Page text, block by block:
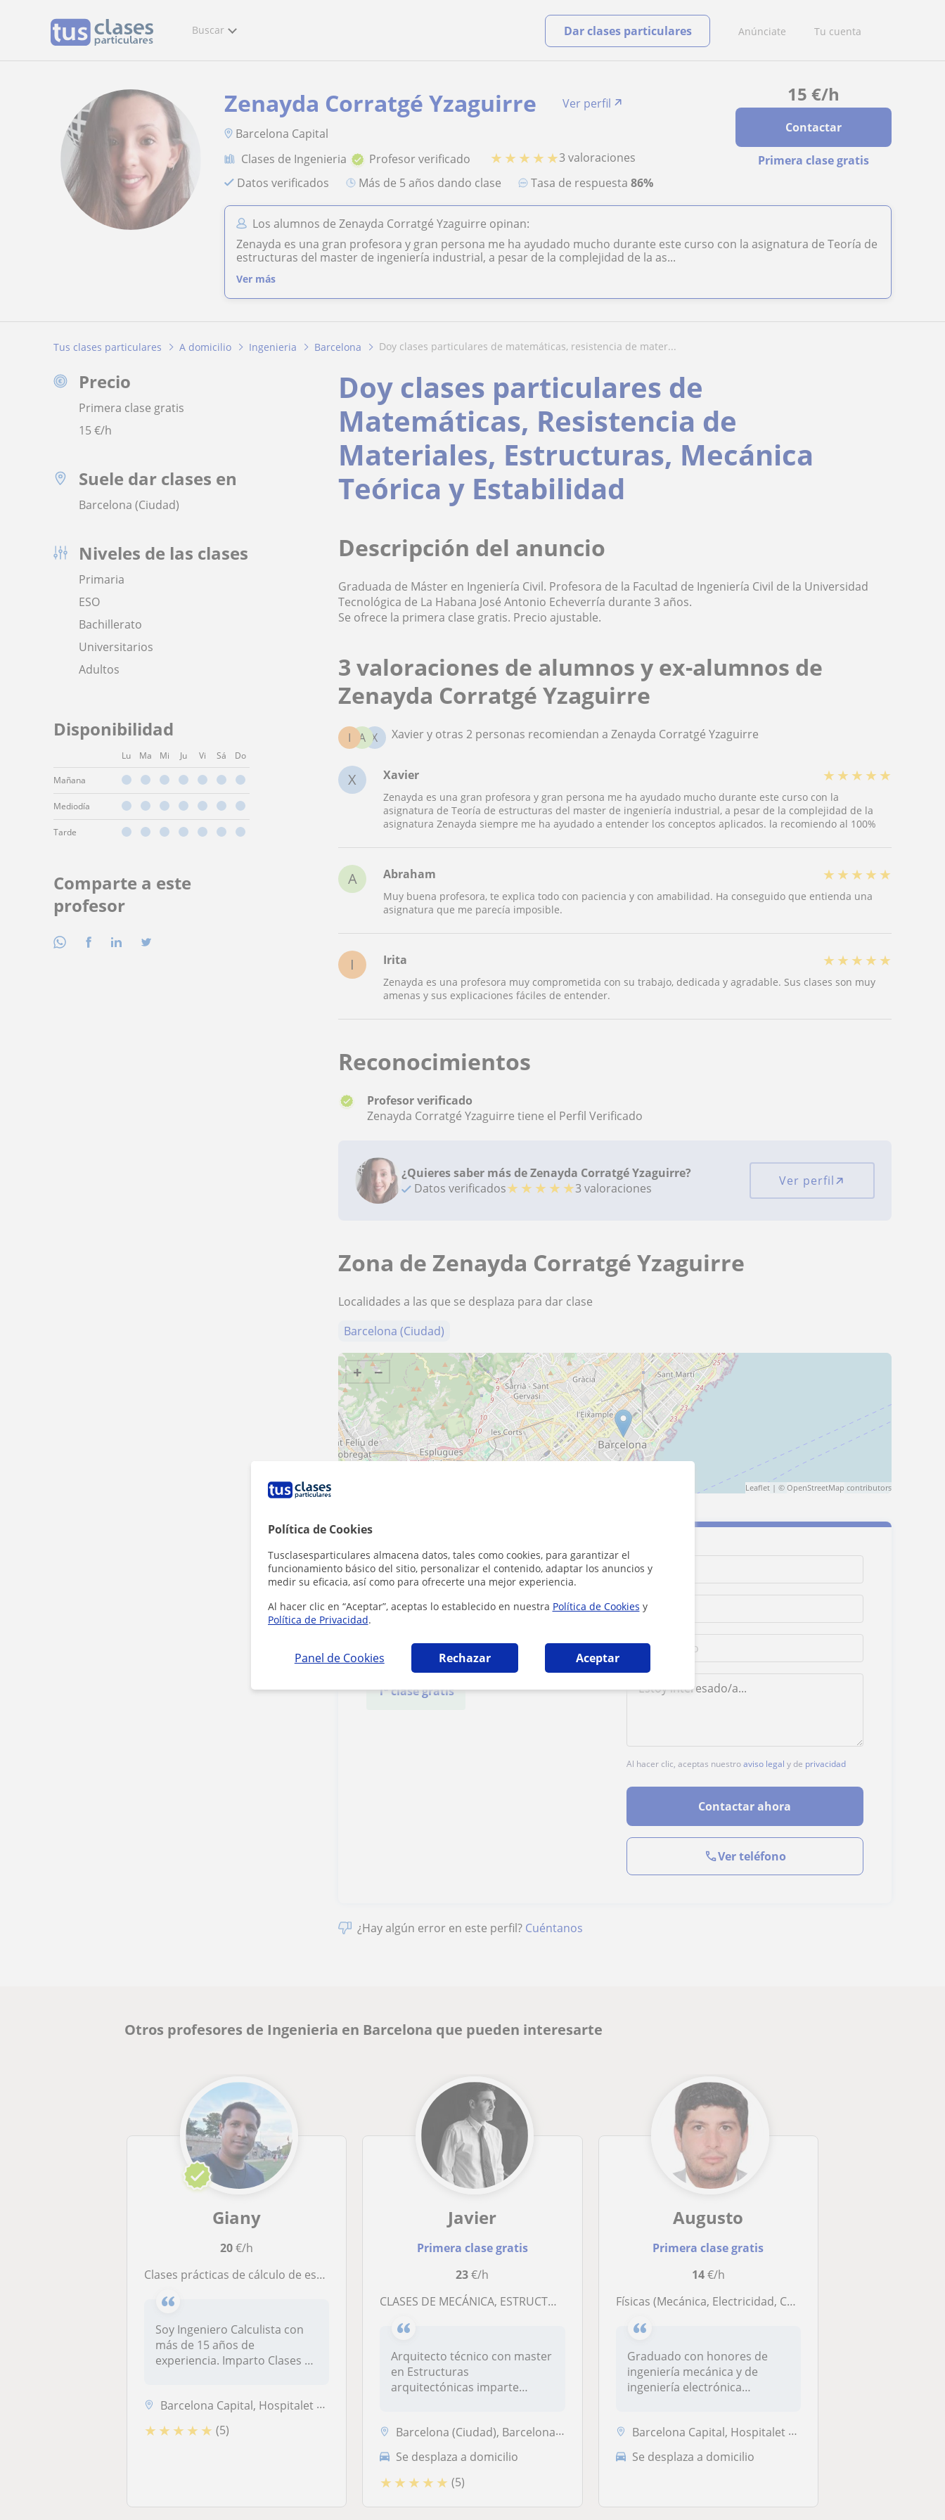
Política de Cookies
Tusclasesparticulares almacena datos, tales como cookies, para garantizar el
funcionamiento básico del sitio, personalizar el contenido, adaptar los anuncios y
medir su eficacia, así como para ofrecerte una mejor experiencia.
Al hacer clic en “Aceptar”, aceptas lo establecido en nuestra Política de Cookies y
Política de Privacidad.
Panel de Cookies Rechazar Aceptar
Buscar Anúnciate Tu cuenta
Dar clases particulares
15 €/h
Contactar
Primera clase gratis
Zenayda Corratgé Yzaguirre
Ver perfil
Barcelona Capital
Clases de Ingenieria
Profesor verificado ★ ★ ★ ★ ★3 valoraciones
Datos verificados
más de 5 años dando clase Tasa de respuesta86%
Los alumnos de Zenayda Corratgé Yzaguirre opinan:
Zenayda es una gran profesora y gran persona me ha ayudado mucho durante este curso con la asignatura de Teoría de
estructuras del master de ingeniería industrial, a pesar de la complejidad de la as...
Ver más
Tus clases particulares A domicilio Ingenieria Barcelona doy clases particulares de matemáticas, resistencia de mater...
Precio
Primera clase gratis
15€/h
Suele dar clases en
Barcelona (Ciudad)
Niveles de las clases
Primaria
ESO
Bachillerato
Universitarios
Adultos
Disponibilidad
Lu Ma Mi Ju Vi Sá Do
Mañana
Mediodía
Tarde
Comparte a este
profesor
Doy clases particulares de
Matemáticas, Resistencia de
Materiales, Estructuras, Mecánica
Teórica y Estabilidad
Descripción del anuncio
Graduada de Máster en Ingeniería Civil. Profesora de la Facultad de Ingeniería Civil de la Universidad
Tecnológica de La Habana José Antonio Echeverría durante 3 años.
Se ofrece la primera clase gratis. Precio ajustable.
3 valoraciones de alumnos y ex-alumnos de
Zenayda Corratgé Yzaguirre
X
A
I Xavier y otras 2 personas recomiendan a Zenayda Corratgé Yzaguirre
X Xavier ★ ★ ★ ★ ★
Zenayda es una gran profesora y gran persona me ha ayudado mucho durante este curso con la
asignatura de Teoría de estructuras del master de ingeniería industrial, a pesar de la complejidad de la
asignatura Zenayda siempre me ha ayudado a entender los conceptos aplicados. la recomiendo al 100%
A Abraham ★ ★ ★ ★ ★
Muy buena profesora, te explica todo con paciencia y con amabilidad. Ha conseguido que entienda una
asignatura que me parecía imposible.
I Irita ★ ★ ★ ★ ★
Zenayda es una profesora muy comprometida con su trabajo, dedicada y agradable. Sus clases son muy
amenas y sus explicaciones fáciles de entender.
Reconocimientos
Profesor verificado
Zenayda Corratgé Yzaguirre tiene el Perfil Verificado
¿Quieres saber más de Zenayda Corratgé Yzaguirre?
Datos verificados★ ★ ★ ★ ★3 valoraciones Ver perfil
Zona de Zenayda Corratgé Yzaguirre
Localidades a las que se desplaza para dar clase
Barcelona (Ciudad)
+ −
Leaflet| © OpenStreetMap contributors
Contacta con Zenayda Corratgé
Yzaguirre
Tarifa 15€/h
1ª clase gratis
Al hacer clic, aceptas nuestroaviso legal y de privacidad
Contactar ahora
Ver teléfono
¿Hay algún error en este perfil? Cuéntanos
Otros profesores de Ingenieria en Barcelona que pueden interesarte
Giany
20€/h
Clases prácticas de cálculo de estructuras con SAP2000
Soy Ingeniero Calculista con
más de 15 años de
experiencia. Imparto Clases de
Barcelona Capital, Hospitalet de Llobregat
★ ★ ★ ★ ★ (5)
Javier
Primera clase gratis
23€/h
CLASES DE MECÁNICA, ESTRUCTURAS Y RESISTENCIA DE MATERIALES
Arquitecto técnico con master
en Estructuras
arquitectónicas imparte
Barcelona (Ciudad), Barcelona Capital
Se desplaza a domicilio
★ ★ ★ ★ ★ (5)
Augusto
Primera clase gratis
14€/h
Físicas (Mecánica, Electricidad, Calor, Estática, Circuitos) Econometrá
Graduado con honores de
ingeniería mecánica y de
ingeniería electrónica
Barcelona Capital, Hospitalet de Llobregat, Sant Adrià de Besòs, Santa...
Se desplaza a domicilio